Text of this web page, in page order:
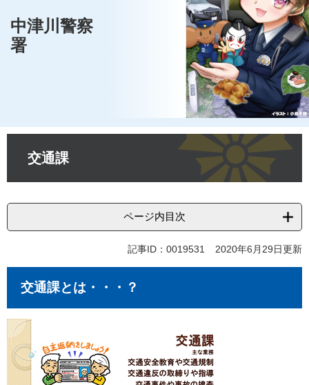
中津川警察
署
交通課
ページ内目次
記事ID：0019531 2020年6月29日更新
交通課とは・・・？